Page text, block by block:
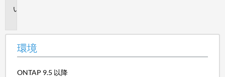
環境
ONTAP 9.5 以降